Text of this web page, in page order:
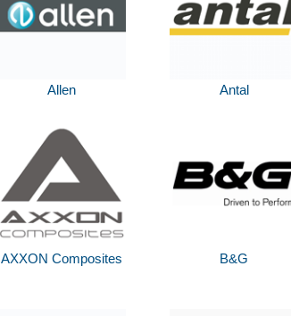
Allen Antal
AXXON Composites B&G